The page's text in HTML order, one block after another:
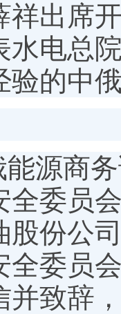
祥出席
水电总
验的中
源商
全委员
股份公
全委员
并致辞